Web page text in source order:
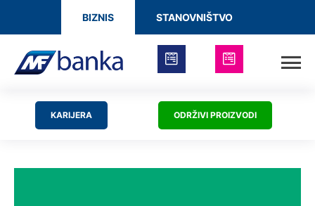
BIZNIS STANOVNIŠTVO
KARIJERA ODRŽIVI PROIZVODI